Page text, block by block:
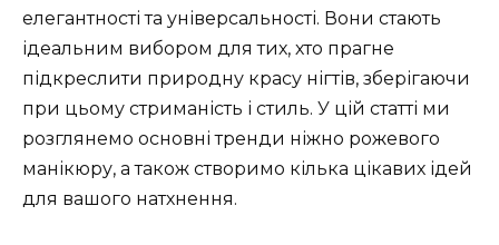
елегантності та універсальності. Вони стають
ідеальним вибором для тих, хто прагне
підкреслити природну красу нігтів, зберігаючи
при цьому стриманість і стиль. У цій статті ми
розглянемо основні тренди ніжно рожевого
манікюру, а також створимо кілька цікавих ідей
для вашого натхнення.